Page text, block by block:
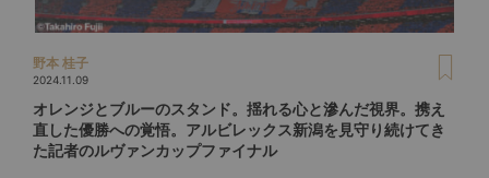
野本 桂子
2024.11.09
オレンジとブルーのスタンド。揺れる心と滲んだ視界。携え
直した優勝への覚悟。アルビレックス新潟を見守り続けてき
た記者のルヴァンカップファイナル